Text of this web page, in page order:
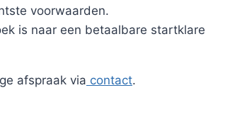
voorwaarden.
is naar een betaalbare startklare
afspraak via contact.